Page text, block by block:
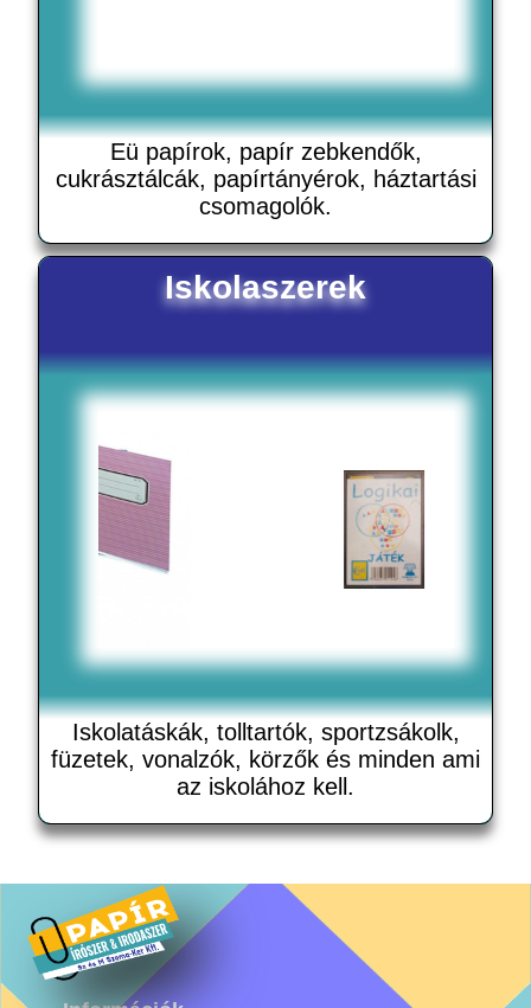
Eü papírok, papír zebkendők,
cukrásztálcák, papírtányérok, háztartási
csomagolók.
Iskolaszerek
Iskolatáskák, tolltartók, sportzsákolk,
füzetek, vonalzók, körzők és minden ami
az iskolához kell.